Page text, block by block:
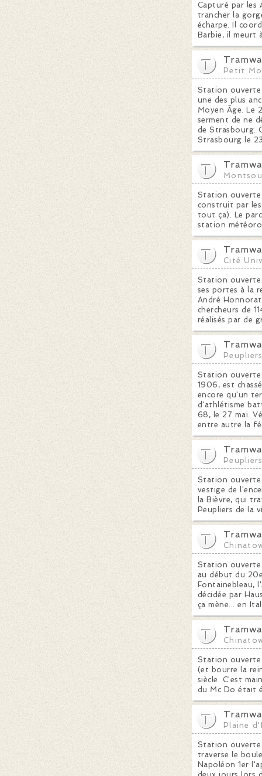
Capturé par les
trancher la
écharpe. Il
Barbie, il meurt
Petit
Station ouverte
une des plus
Moyen Âge. Le
serment de ne
de Strasbourg.
Strasbourg le
Station ouverte
construit par
tout ça). Le
station
Cité
Station ouverte
ses portes à la
André
chercheurs de
réalisés par de
Station ouverte
1906, est
encore qu'un
d'athlétisme
68, le 27 mai.
entre autre la
Station ouverte
vestige de
la Bièvre, qui
Peupliers de la
Station ouverte
au début du
Fontainebleau,
décidée par
ça mène... en
Station ouverte
(et bourre la
siècle. C'est
du Mc Do était
Plaine
Station ouverte
traverse le
Napoléon 1er